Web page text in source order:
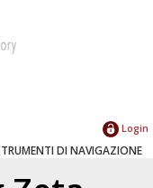
Login
DI NAVIGAZIONE